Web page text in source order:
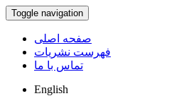
Toggle navigation
صفحه اصلی
فهرست نشریات
تماس با ما
English